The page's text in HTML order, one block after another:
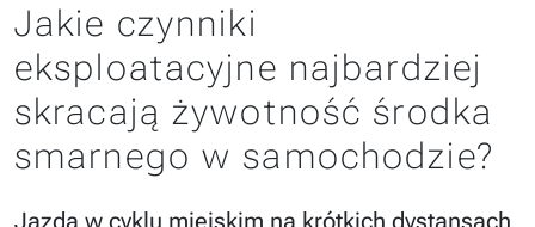
Jakie czynniki
eksploatacyjne najbardziej
skracają żywotność środka
smarnego w samochodzie?